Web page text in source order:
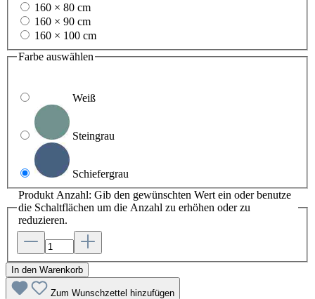
160 × 80 cm
160 × 90 cm
160 × 100 cm
Farbe auswählen
Weiß
Steingrau
Schiefergrau
Produkt Anzahl: Gib den gewünschten Wert ein oder benutze
die Schaltflächen um die Anzahl zu erhöhen oder zu
reduzieren.
In den Warenkorb
Zum Wunschzettel hinzufügen